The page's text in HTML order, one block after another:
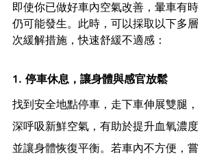
即使你已做好車內空氣改善，暈車有時
仍可能發生。此時，可以採取以下多層
次緩解措施，快速舒緩不適感：
1. 停車休息，讓身體與感官放鬆
找到安全地點停車，走下車伸展雙腿，
深呼吸新鮮空氣，有助於提升血氧濃度
並讓身體恢復平衡。若車內不方便，嘗